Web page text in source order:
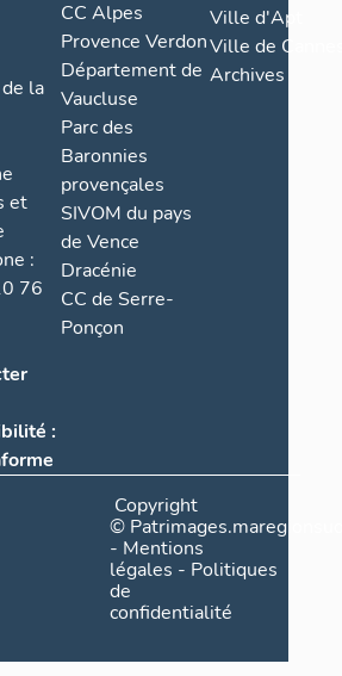
la
et
:
76
:
CC Alpes
Provence Verdon
Département de
Vaucluse
Parc des
Baronnies
provençales
SIVOM du pays
de Vence
Dracénie
CC de Serre-
Ponçon
Ville d'Apt
Ville de
Archives
Copyright
©
- Mentions
légales - Politiques
de
confidentialité